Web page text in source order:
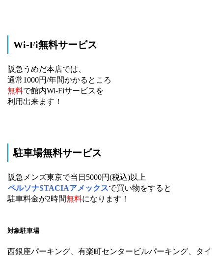
Wi-Fi無料サービス
阪急うめだ本店では、
通常1000円/年間かかるところ
無料で館内Wi-Fiサービスを
利用出来ます！
駐車場無料サービス
阪急メンズ東京で当日5000円(税込)以上
ペルソナSTACIAアメックスで買い物をすると
駐車料金が2時間無料になります！
対象駐車場
西銀座パーキング、有楽町センタービルパーキング、タイ